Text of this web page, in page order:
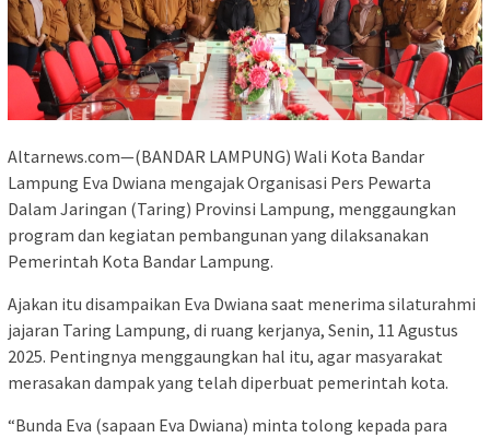
Altarnews.com—(BANDAR LAMPUNG) Wali Kota Bandar
Lampung Eva Dwiana mengajak Organisasi Pers Pewarta
Dalam Jaringan (Taring) Provinsi Lampung, menggaungkan
program dan kegiatan pembangunan yang dilaksanakan
Pemerintah Kota Bandar Lampung.
Ajakan itu disampaikan Eva Dwiana saat menerima silaturahmi
jajaran Taring Lampung, di ruang kerjanya, Senin, 11 Agustus
2025. Pentingnya menggaungkan hal itu, agar masyarakat
merasakan dampak yang telah diperbuat pemerintah kota.
“Bunda Eva (sapaan Eva Dwiana) minta tolong kepada para